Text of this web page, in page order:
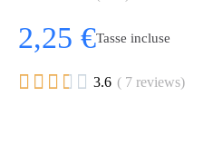
2,25 €Tasse incluse
     3.6 ( 7 reviews)